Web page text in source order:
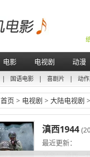
电影 电视剧 动漫
| 国语电影 | 喜剧片 | 动
首页 > 电视剧 > 大陆电视剧
滇西1944
最近更新：